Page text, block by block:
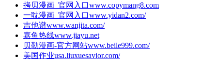
拷贝漫画_官网入口www.copymang8.com
一耽漫画_官网入口www.yidan2.com/
吉他谱www.wanjita.com/
嘉鱼热线www.jiayu.net
贝勒漫画-官方网站www.beile999.com/
美国作业usa.liuxuesavior.com/